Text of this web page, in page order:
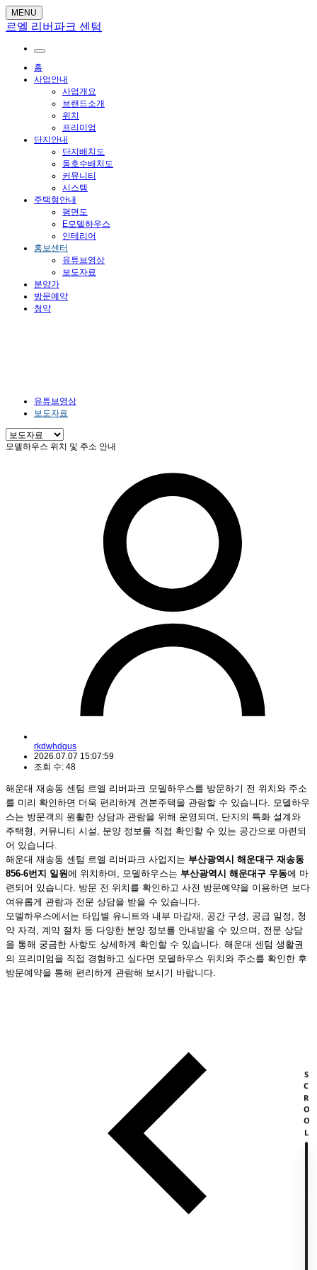
MENU
르엘 리버파크 센텀
홈
사업안내
사업개요
브랜드소개
위치
프리미엄
단지안내
단지배치도
동호수배치도
커뮤니티
시스템
주택형안내
평면도
E모델하우스
인테리어
홍보센터
유튜브영상
보도자료
분양가
방문예약
청약
유튜브영상
보도자료
모델하우스 위치 및 주소 안내
rkdwhdgus
2026.07.07 15:07:59
조회 수: 48
해운대 재송동 센텀 르엘 리버파크 모델하우스를 방문하기 전 위치와 주소
를 미리 확인하면 더욱 편리하게 견본주택을 관람할 수 있습니다. 모델하우
스는 방문객의 원활한 상담과 관람을 위해 운영되며, 단지의 특화 설계와
주택형, 커뮤니티 시설, 분양 정보를 직접 확인할 수 있는 공간으로 마련되
어 있습니다.
해운대 재송동 센텀 르엘 리버파크 사업지는 부산광역시 해운대구 재송동
856-6번지 일원 에 위치하며, 모델하우스는 부산광역시 해운대구 우동에 마
련되어 있습니다. 방문 전 위치를 확인하고 사전 방문예약을 이용하면 보다
여유롭게 관람과 전문 상담을 받을 수 있습니다.
모델하우스에서는 타입별 유니트와 내부 마감재, 공간 구성, 공급 일정, 청
약 자격, 계약 절차 등 다양한 분양 정보를 안내받을 수 있으며, 전문 상담
을 통해 궁금한 사항도 상세하게 확인할 수 있습니다. 해운대 센텀 생활권
의 프리미엄을 직접 경험하고 싶다면 모델하우스 위치와 주소를 확인한 후
방문예약을 통해 편리하게 관람해 보시기 바랍니다.
SCROOL